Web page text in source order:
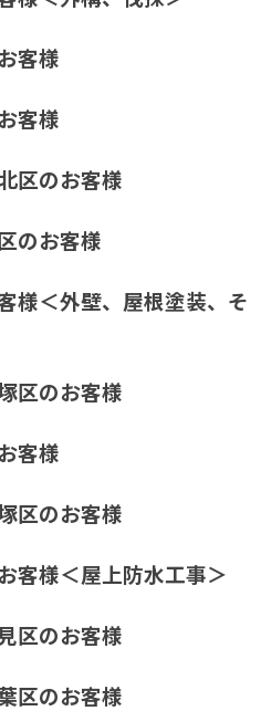
客様
客様
区のお客様
のお客様
様＜外壁、屋根塗装、そ
区のお客様
客様
区のお客様
客様＜屋上防水工事＞
区のお客様
区のお客様